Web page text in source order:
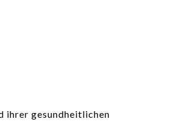
ihrer gesundheitlichen